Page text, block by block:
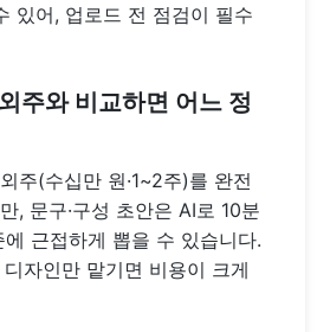
있어, 업로드 전 점검이 필수
주와 비교하면 어느 정
주(수십만 원·1~2주)를 완전
, 문구·구성 초안은 AI로 10분
근접하게 뽑을 수 있습니다.
자인만 맡기면 비용이 크게